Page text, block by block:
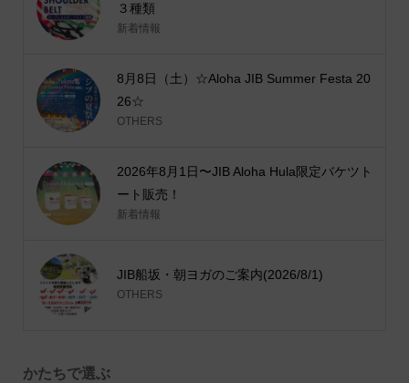
３種類
新着情報
8月8日（土）☆Aloha JIB Summer Festa 20
26☆
OTHERS
2026年8月1日〜JIB Aloha Hula限定バケツト
ート販売！
新着情報
JIB船坂・朝ヨガのご案内(2026/8/1)
OTHERS
かたちで選ぶ